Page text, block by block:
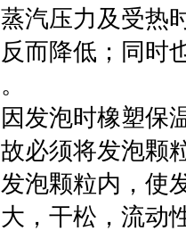
蒸汽压力及受热
反而降低；同时
。
因发泡时橡塑保
故必须将发泡颗
发泡颗粒内，使
大，干松，流动